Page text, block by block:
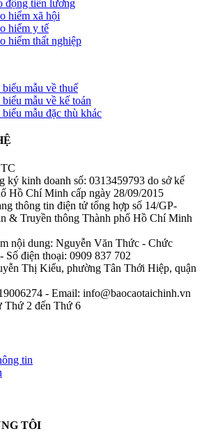
động tiền lương
hiểm xã hội
hiểm y tế
hiểm thất nghiệp
mẫu về thuế
mẫu về kế toán
mẫu đặc thù khác
ký kinh doanh số: 0313459793 do sở kế
Hồ Chí Minh cấp ngày 28/09/2015
thông tin điện tử tổng hợp số 14/GP-
& Truyền thông Thành phố Hồ Chí Minh
nội dung: Nguyễn Văn Thức - Chức
điện thoại: 0909 837 702
Thị Kiểu, phường Tân Thới Hiệp, quận
- Email: info@baocaotaichinh.vn
Thứ 2 đến Thứ 6
tin
TÔI